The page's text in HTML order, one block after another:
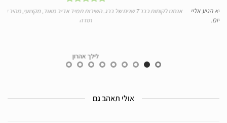
אליי
אנחנו לקוחות כבר 7 שנים של ברג. השירות תמיד אדיב מאוד, מקצועי, מהיר ומעולה.
תודה
לילך אהרון
אולי תאהב גם